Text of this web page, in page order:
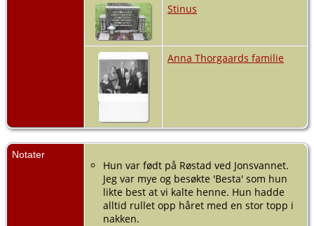
Stinus
Anna Thorgaards familie
Notater
Hun var født på Røstad ved Jonsvannet.
Jeg var mye og besøkte 'Besta' som hun
likte best at vi kalte henne. Hun hadde
alltid rullet opp håret med en stor topp i
nakken.